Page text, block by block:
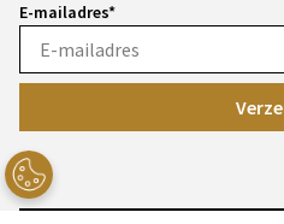
E-mailadres*